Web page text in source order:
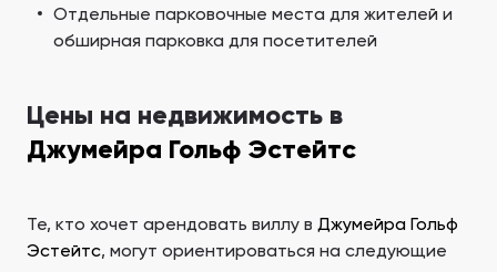
Отдельные парковочные места для жителей и
обширная парковка для посетителей
Цены на недвижимость в
Джумейра Гольф Эстейтс
Те, кто хочет арендовать виллу в Джумейра Гольф
Эстейтс, могут ориентироваться на следующие